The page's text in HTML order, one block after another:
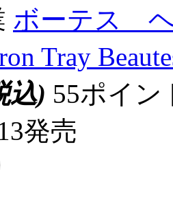
ボーテス
Tray
込) 55ポイ
発売